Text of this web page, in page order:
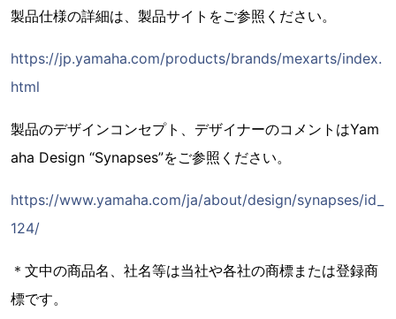
製品仕様の詳細は、製品サイトをご参照ください。
https://jp.yamaha.com/products/brands/mexarts/index.
html
製品のデザインコンセプト、デザイナーのコメントはYam
aha Design “Synapses”をご参照ください。
https://www.yamaha.com/ja/about/design/synapses/id_
124/
＊文中の商品名、社名等は当社や各社の商標または登録商
標です。